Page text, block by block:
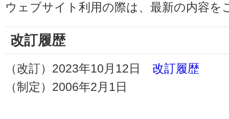
ウェブサイト利用の際は、最新の内容を
改訂履歴
（改訂）2023年10月12日 改訂履歴
（制定）2006年2月1日